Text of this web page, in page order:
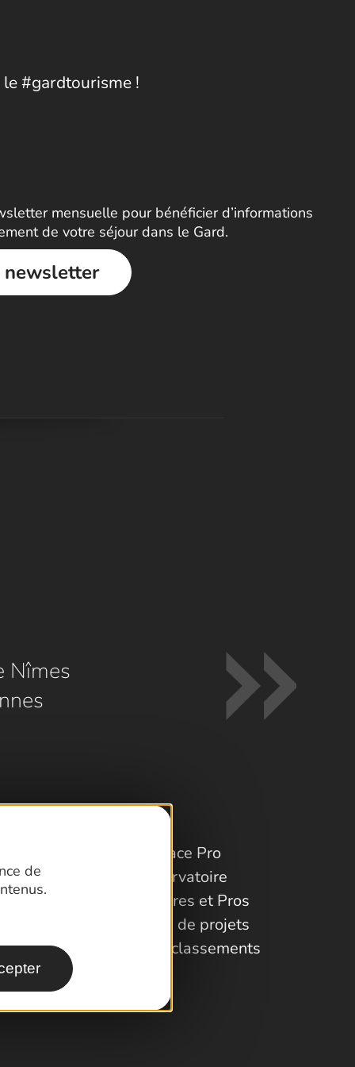
de
#gardtourisme !
mensuelle pour bénéficier d’informations
de votre séjour dans le Gard.
newsletter
Nîmes
Espace Pro
Observatoire
Partenaires et Pros
Porteurs de projets
Labels et classements